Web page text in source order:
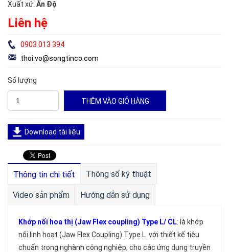
Xuất xứ: Ấn Độ
Liên hệ
0903 013 394
thoi.vo@songtinco.com
Số lượng
Download tài liệu
Thông tin chi tiết Thông số kỹ thuật
Video sản phẩm Hướng dẫn sử dụng
Khớp nối hoa thị (Jaw Flex coupling) Type L/ CL: là khớp
nối linh hoạt (Jaw Flex Coupling) Type L với thiết kế tiêu
chuẩn trong nghành công nghiệp, cho các ứng dụng truyền